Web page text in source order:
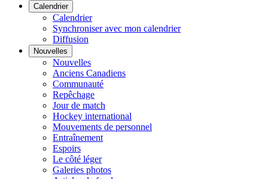
Calendrier
Calendrier
Synchroniser avec mon calendrier
Diffusion
Nouvelles
Nouvelles
Anciens Canadiens
Communauté
Repêchage
Jour de match
Hockey international
Mouvements de personnel
Entraînement
Espoirs
Le côté léger
Galeries photos